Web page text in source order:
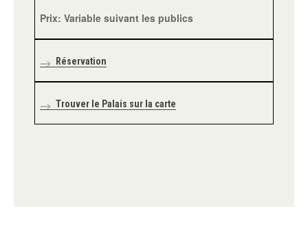
Prix: Variable suivant les publics
Réservation
Trouver le Palais sur la carte